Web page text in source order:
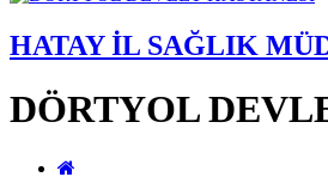
HATAY İL SAĞLIK
DÖRTYOL